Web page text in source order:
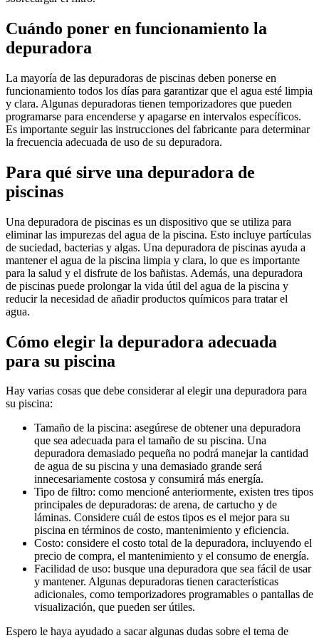
Cuándo poner en funcionamiento la
depuradora
La mayoría de las depuradoras de piscinas deben ponerse en
funcionamiento todos los días para garantizar que el agua esté limpia
y clara. Algunas depuradoras tienen temporizadores que pueden
programarse para encenderse y apagarse en intervalos específicos.
Es importante seguir las instrucciones del fabricante para determinar
la frecuencia adecuada de uso de su depuradora.
Para qué sirve una depuradora de
piscinas
Una depuradora de piscinas es un dispositivo que se utiliza para
eliminar las impurezas del agua de la piscina. Esto incluye partículas
de suciedad, bacterias y algas. Una depuradora de piscinas ayuda a
mantener el agua de la piscina limpia y clara, lo que es importante
para la salud y el disfrute de los bañistas. Además, una depuradora
de piscinas puede prolongar la vida útil del agua de la piscina y
reducir la necesidad de añadir productos químicos para tratar el
agua.
Cómo elegir la depuradora adecuada
para su piscina
Hay varias cosas que debe considerar al elegir una depuradora para
su piscina:
Tamaño de la piscina: asegúrese de obtener una depuradora
que sea adecuada para el tamaño de su piscina. Una
depuradora demasiado pequeña no podrá manejar la cantidad
de agua de su piscina y una demasiado grande será
innecesariamente costosa y consumirá más energía.
Tipo de filtro: como mencioné anteriormente, existen tres tipos
principales de depuradoras: de arena, de cartucho y de
láminas. Considere cuál de estos tipos es el mejor para su
piscina en términos de costo, mantenimiento y eficiencia.
Costo: considere el costo total de la depuradora, incluyendo el
precio de compra, el mantenimiento y el consumo de energía.
Facilidad de uso: busque una depuradora que sea fácil de usar
y mantener. Algunas depuradoras tienen características
adicionales, como temporizadores programables o pantallas de
visualización, que pueden ser útiles.
Espero le haya ayudado a sacar algunas dudas sobre el tema de